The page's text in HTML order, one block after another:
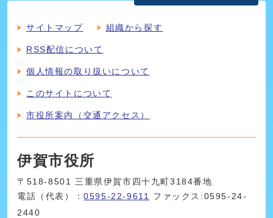
サイトマップ 組織から探す
RSS配信について
個人情報の取り扱いについて
このサイトについて
市役所案内（交通アクセス）
伊賀市役所
〒518-8501 三重県伊賀市四十九町3184番地
電話（代表）：0595-22-9611
ファックス:0595-24-
2440